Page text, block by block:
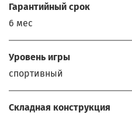
Гарантийный срок
6 мес
Уровень игры
спортивный
Складная конструкция